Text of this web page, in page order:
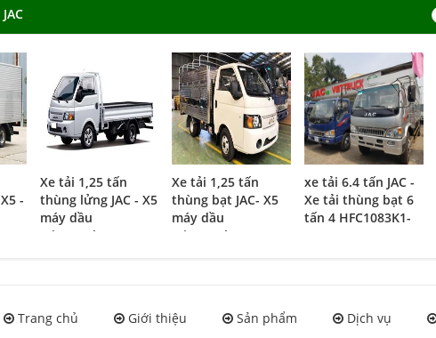
-
Xe tải 1,25 tấn
thùng lửng JAC - X5
máy dầu
(Viettruck)
Xe tải 1,25 tấn
thùng bạt JAC- X5
máy dầu
(Viettruck)
xe tải 6.4 tấn JAC -
Xe tải thùng bạt 6
tấn 4 HFC1083K1-
Trang chủ Giới thiệu Sản phẩm Dịch vụ